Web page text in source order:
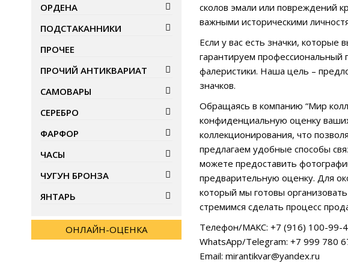
сколов эмали или повреждений
важными историческими
Если у вас есть значки,
гарантируем профессиональный
фалеристики. Наша цель –
значков.
Обращаясь в компанию “Мир
конфиденциальную оценку
коллекционирования, что
предлагаем удобные способы
можете предоставить
предварительную оценку. Для
который мы готовы
стремимся сделать процесс
Телефон/МАКС: +7 (916) 100-99-
WhatsApp/Telegram: +7 999 780
Email: mirantikvar@yandex.ru
ОРДЕНА
ПОДСТАКАННИКИ
ПРОЧЕЕ
ПРОЧИЙ АНТИКВАРИАТ
САМОВАРЫ
СЕРЕБРО
ФАРФОР
ЧАСЫ
ЧУГУН БРОНЗА
ЯНТАРЬ
ОНЛАЙН-ОЦЕНКА